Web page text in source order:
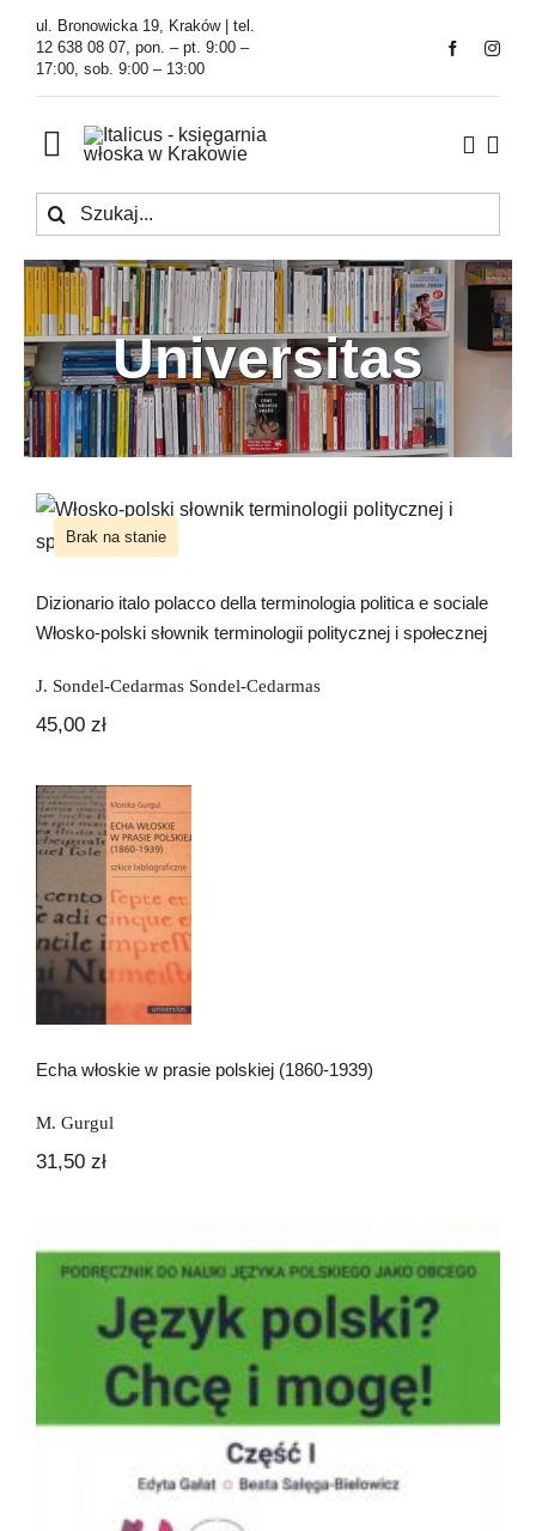
Przejdź
zawartości
ul. Bronowicka 19, Kraków | tel.
12 638 08 07, pon. – pt. 9:00 –
17:00, sob. 9:00 – 13:00
Toggle
Navigation
Księgarnia
Kawiarnia
Tłumaczenia
O Firmie
Newsletter
Szukaj
Universitas
Brak na stanie
terminologia politica e sociale
Włosko-polski słownik terminologii
politycznej i społecznej
Dizionario italo polacco della terminologia politica e sociale
Włosko-polski słownik terminologii politycznej i społecznej
J. Sondel-Cedarmas Sondel-Cedarmas
45,00 zł
Echa włoskie w prasie polskiej (1860-
Echa włoskie w prasie polskiej (1860-1939)
M. Gurgul
31,50 zł